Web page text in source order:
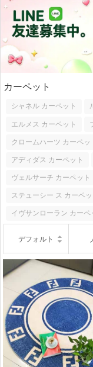
カーペット
シャネル カーペット
エルメス カーペット
クロームハーツ カーペッ
アディダス カーペット
ヴェルサーチ カーペット
ステューシー ス カーペッ
イヴサンローラン カーペ
デフォルト